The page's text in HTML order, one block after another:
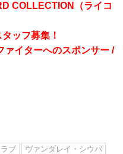
COLLECTION（ライコ
ッフ募集！
イターへのスポンサー /
ブ
ヴァンダレイ・シウバ